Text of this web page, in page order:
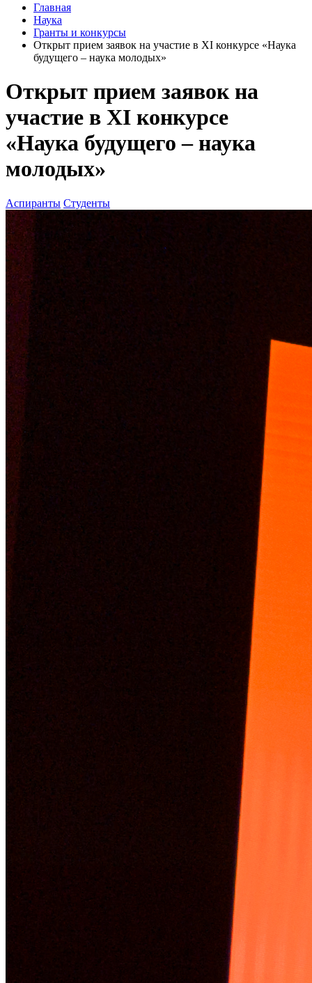
Главная
Наука
Гранты и конкурсы
Открыт прием заявок на участие в XI конкурсе «Наука
будущего – наука молодых»
Открыт прием заявок на
участие в XI конкурсе
«Наука будущего – наука
молодых»
Аспиранты Студенты